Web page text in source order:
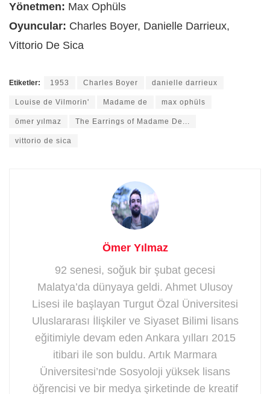
Yönetmen: Max Ophüls
Oyuncular: Charles Boyer, Danielle Darrieux,
Vittorio De Sica
Etiketler: 1953 Charles Boyer danielle darrieux
Louise de Vilmorin' Madame de max ophüls
ömer yılmaz The Earrings of Madame De...
vittorio de sica
Ömer Yılmaz
92 senesi, soğuk bir şubat gecesi
Malatya’da dünyaya geldi. Ahmet Ulusoy
Lisesi ile başlayan Turgut Özal Üniversitesi
Uluslararası İlişkiler ve Siyaset Bilimi lisans
eğitimiyle devam eden Ankara yılları 2015
itibari ile son buldu. Artık Marmara
Üniversitesi’nde Sosyoloji yüksek lisans
öğrencisi ve bir medya şirketinde de kreatif